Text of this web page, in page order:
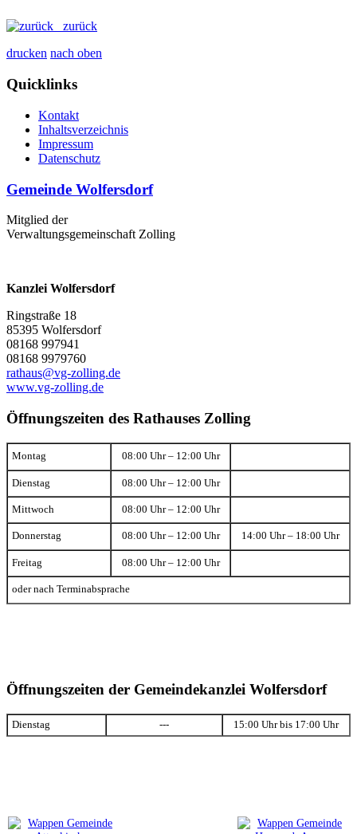
zurück
drucken nach oben
Quicklinks
Kontakt
Inhaltsverzeichnis
Impressum
Datenschutz
Gemeinde Wolfersdorf
Mitglied der
Verwaltungsgemeinschaft Zolling
Kanzlei Wolfersdorf
Ringstraße 18
85395 Wolfersdorf
08168 997941
08168 9979760
rathaus@vg-zolling.de
www.vg-zolling.de
Öffnungszeiten des Rathauses Zolling
Montag 08:00 Uhr – 12:00 Uhr
Dienstag 08:00 Uhr – 12:00 Uhr
Mittwoch 08:00 Uhr – 12:00 Uhr
Donnerstag 08:00 Uhr – 12:00 Uhr 14:00 Uhr – 18:00 Uhr
Freitag 08:00 Uhr – 12:00 Uhr
oder nach Terminabsprache
Öffnungszeiten der Gemeindekanzlei Wolfersdorf
Dienstag --- 15:00 Uhr bis 17:00 Uhr